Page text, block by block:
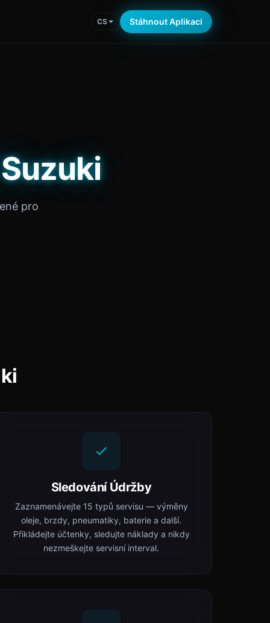
CS Stáhnout Aplikaci
pro
Sledování Údržby
Zaznamenávejte 15 typů servisu — výměny
oleje, brzdy, pneumatiky, baterie a další.
Přikládejte účtenky, sledujte náklady a nikdy
nezmeškejte servisní interval.